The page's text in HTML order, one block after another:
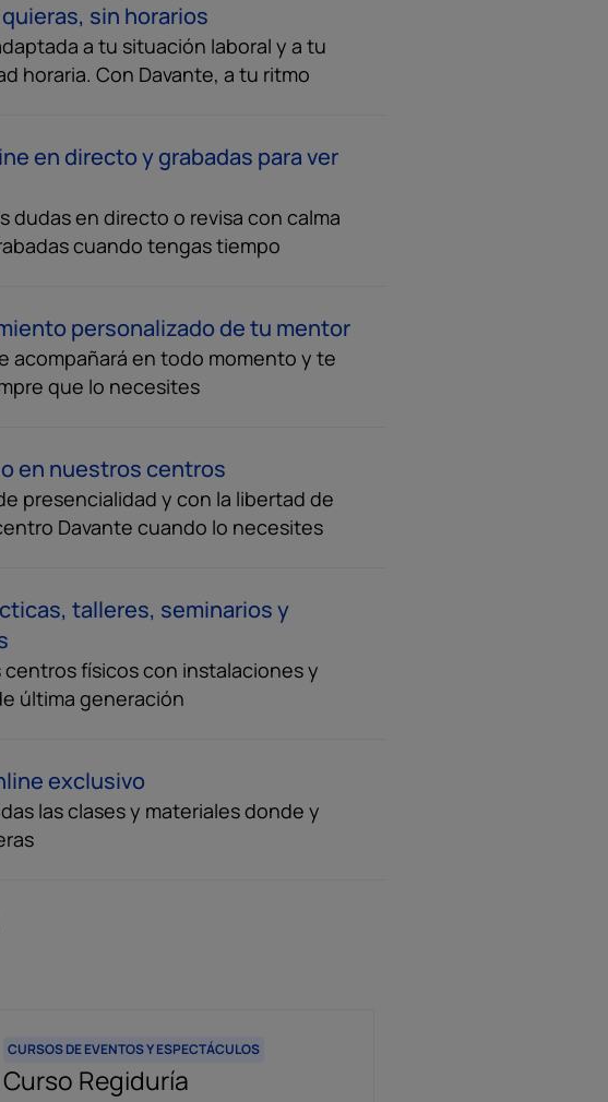
sin horarios
a tu situación laboral y a tu
horaria. Con Davante, a tu ritmo
en directo y grabadas para ver
dudas en directo o revisa con calma
cuando tengas tiempo
personalizado de tu mentor
acompañará en todo momento y te
que lo necesites
en nuestros centros
presencialidad y con la libertad de
Davante cuando lo necesites
talleres, seminarios y
centros físicos con instalaciones y
última generación
exclusivo
las clases y materiales donde y
CURSOS DE EVENTOS Y ESPECTÁCULOS
Curso Regiduría